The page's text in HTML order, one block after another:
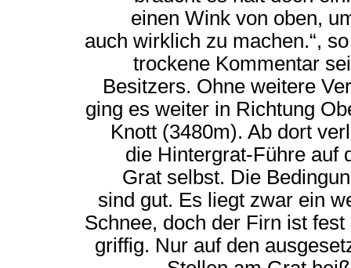
einen Wink von oben,
auch wirklich zu machen.“,
trockene Kommentar
Besitzers. Ohne weitere
ging es weiter in Richtung
Knott (3480m). Ab dort
die Hintergrat-Führe auf
Grat selbst. Die
sind gut. Es liegt zwar ein
Schnee, doch der Firn ist fest
griffig. Nur auf den